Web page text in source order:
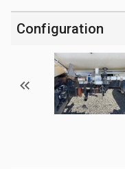
Configuration